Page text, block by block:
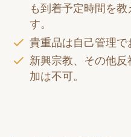
も到着予定時間を
す。
貴重品は自己管理で
新興宗教、その他
加は不可。